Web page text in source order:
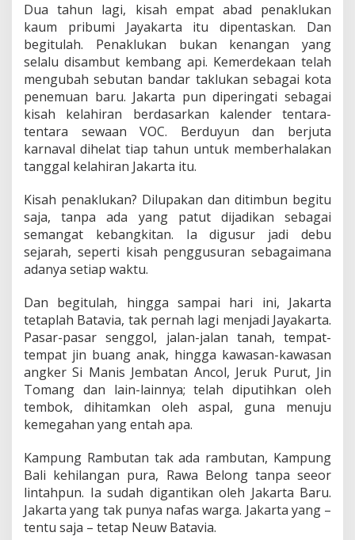
Dua tahun lagi, kisah empat abad penaklukan
kaum pribumi Jayakarta itu dipentaskan. Dan
begitulah. Penaklukan bukan kenangan yang
selalu disambut kembang api. Kemerdekaan telah
mengubah sebutan bandar taklukan sebagai kota
penemuan baru. Jakarta pun diperingati sebagai
kisah kelahiran berdasarkan kalender tentara-
tentara sewaan VOC. Berduyun dan berjuta
karnaval dihelat tiap tahun untuk memberhalakan
tanggal kelahiran Jakarta itu.
Kisah penaklukan? Dilupakan dan ditimbun begitu
saja, tanpa ada yang patut dijadikan sebagai
semangat kebangkitan. Ia digusur jadi debu
sejarah, seperti kisah penggusuran sebagaimana
adanya setiap waktu.
Dan begitulah, hingga sampai hari ini, Jakarta
tetaplah Batavia, tak pernah lagi menjadi Jayakarta.
Pasar-pasar senggol, jalan-jalan tanah, tempat-
tempat jin buang anak, hingga kawasan-kawasan
angker Si Manis Jembatan Ancol, Jeruk Purut, Jin
Tomang dan lain-lainnya; telah diputihkan oleh
tembok, dihitamkan oleh aspal, guna menuju
kemegahan yang entah apa.
Kampung Rambutan tak ada rambutan, Kampung
Bali kehilangan pura, Rawa Belong tanpa seeor
lintahpun. Ia sudah digantikan oleh Jakarta Baru.
Jakarta yang tak punya nafas warga. Jakarta yang –
tentu saja – tetap Neuw Batavia.